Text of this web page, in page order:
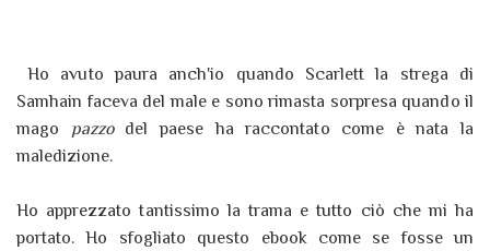
Ho avuto paura anch'io quando Scarlett la strega di
Samhain faceva del male e sono rimasta sorpresa quando il
mago pazzodel paese ha raccontato come è nata la
maledizione.
Ho apprezzato tantissimo la trama e tutto ciò che mi ha
portato. Ho sfogliato questo ebook come se fosse un